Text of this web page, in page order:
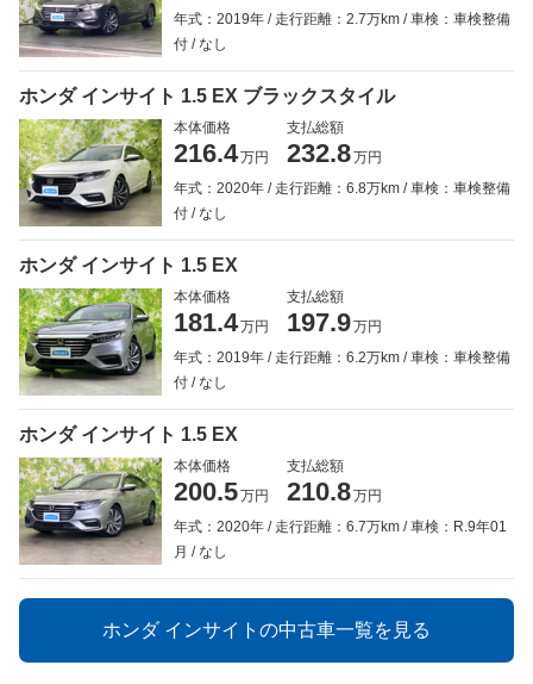
年式：2019年
走行距離：2.7万km
車検：車検整備
付
なし
ホンダ インサイト 1.5 EX ブラックスタイル
本体価格
216.4万円
支払総額
232.8万円
年式：2020年
走行距離：6.8万km
車検：車検整備
付
なし
ホンダ インサイト 1.5 EX
本体価格
181.4万円
支払総額
197.9万円
年式：2019年
走行距離：6.2万km
車検：車検整備
付
なし
ホンダ インサイト 1.5 EX
本体価格
200.5万円
支払総額
210.8万円
年式：2020年
走行距離：6.7万km
車検：R.9年01
月
なし
ホンダ インサイトの中古車一覧を見る